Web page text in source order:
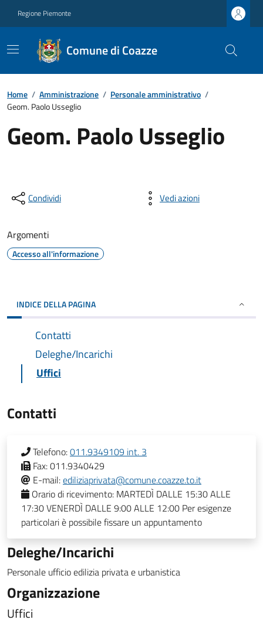
Regione Piemonte
Comune di Coazze
Home / Amministrazione / Personale amministrativo /
Geom. Paolo Usseglio
Geom. Paolo Usseglio
Condividi Vedi azioni
Argomenti
Accesso all'informazione
INDICE DELLA PAGINA
Contatti
Deleghe/Incarichi
Uffici
Contatti
Telefono:011.9349109 int. 3
Fax:011.9340429
E-mail:ediliziaprivata@comune.coazze.to.it
Orario di ricevimento: MARTEDÌ DALLE 15:30 ALLE
17:30 VENERDÌ DALLE 9:00 ALLE 12:00 Per esigenze
particolari è possibile fissare un appuntamento
Deleghe/Incarichi
Personale ufficio edilizia privata e urbanistica
Organizzazione
Uffici